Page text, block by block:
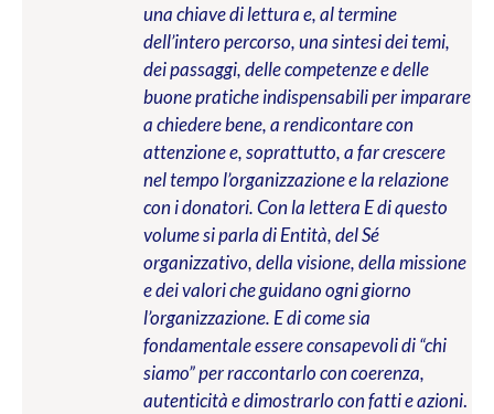
una chiave di lettura e, al termine
dell’intero percorso, una sintesi dei temi,
dei passaggi, delle competenze e delle
buone pratiche indispensabili per imparare
a chiedere bene, a rendicontare con
attenzione e, soprattutto, a far crescere
nel tempo l’organizzazione e la relazione
con i donatori. Con la lettera E di questo
volume si parla di Entità, del Sé
organizzativo, della visione, della missione
e dei valori che guidano ogni giorno
l’organizzazione. E di come sia
fondamentale essere consapevoli di “chi
siamo” per raccontarlo con coerenza,
autenticità e dimostrarlo con fatti e azioni.